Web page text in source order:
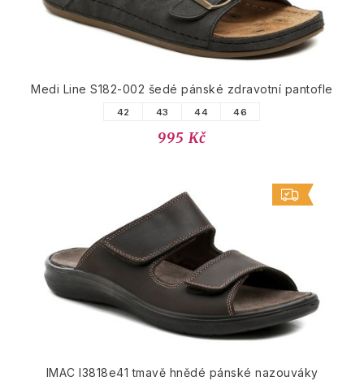
Medi Line S182-002 šedé pánské zdravotní pantofle
42 43 44 46
995 Kč
IMAC I3818e41 tmavě hnědé pánské nazouváky